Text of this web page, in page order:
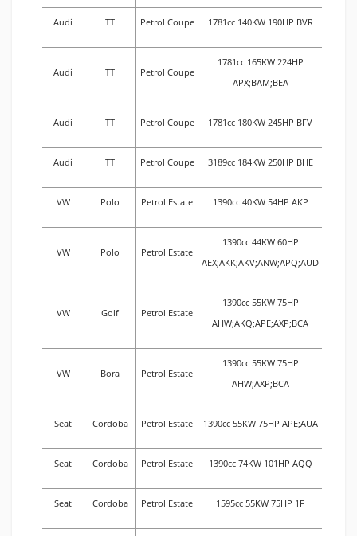
Audi TT Petrol Coupe 1781cc 140KW 190HP BVR
Audi TT Petrol Coupe
1781cc 165KW 224HP
APX;BAM;BEA
Audi TT Petrol Coupe 1781cc 180KW 245HP BFV
Audi TT Petrol Coupe 3189cc 184KW 250HP BHE
VW Polo Petrol Estate 1390cc 40KW 54HP AKP
VW Polo Petrol Estate
1390cc 44KW 60HP
AEX;AKK;AKV;ANW;APQ;AUD
VW Golf Petrol Estate
1390cc 55KW 75HP
AHW;AKQ;APE;AXP;BCA
VW Bora Petrol Estate
1390cc 55KW 75HP
AHW;AXP;BCA
Seat Cordoba Petrol Estate 1390cc 55KW 75HP APE;AUA
Seat Cordoba Petrol Estate 1390cc 74KW 101HP AQQ
Seat Cordoba Petrol Estate 1595cc 55KW 75HP 1F